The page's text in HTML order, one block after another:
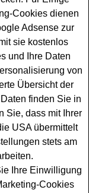
- tolle
hat bei diesem
eine schöne
der
Meer. Mit etwas
Falls Sie
sollten
und
Glück!
Cookies dienen
Adsense zur
sie kostenlos
und Ihre Daten
von
Übersicht der
finden Sie in
Sie, dass mit Ihrer
USA übermittelt
stets am
Ihre Einwilligung
Cookies